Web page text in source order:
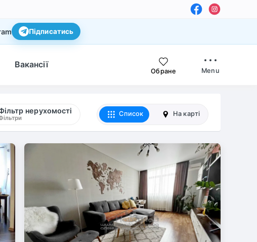
Підписатись
Вакансії
Обране Menu
нерухомості Список На карті